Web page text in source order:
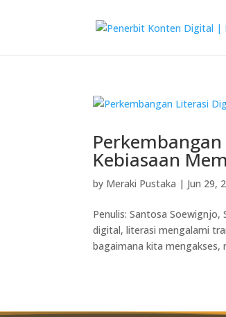
Kebiasaan
by Meraki Pustaka | Jun 29,
Penulis: Santosa
digital, literasi mengalami
bagaimana kita mengakses,